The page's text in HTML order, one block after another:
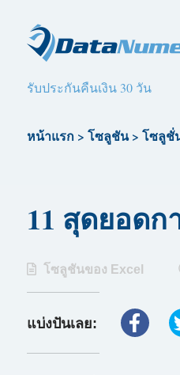
รับประกันคืนเงิน 30 วัน
หน้าแรก> โซลูชัน> โซลูชั่
11 สุดยอดก
โซลูชันของ Excel
แบ่งปันเลย: